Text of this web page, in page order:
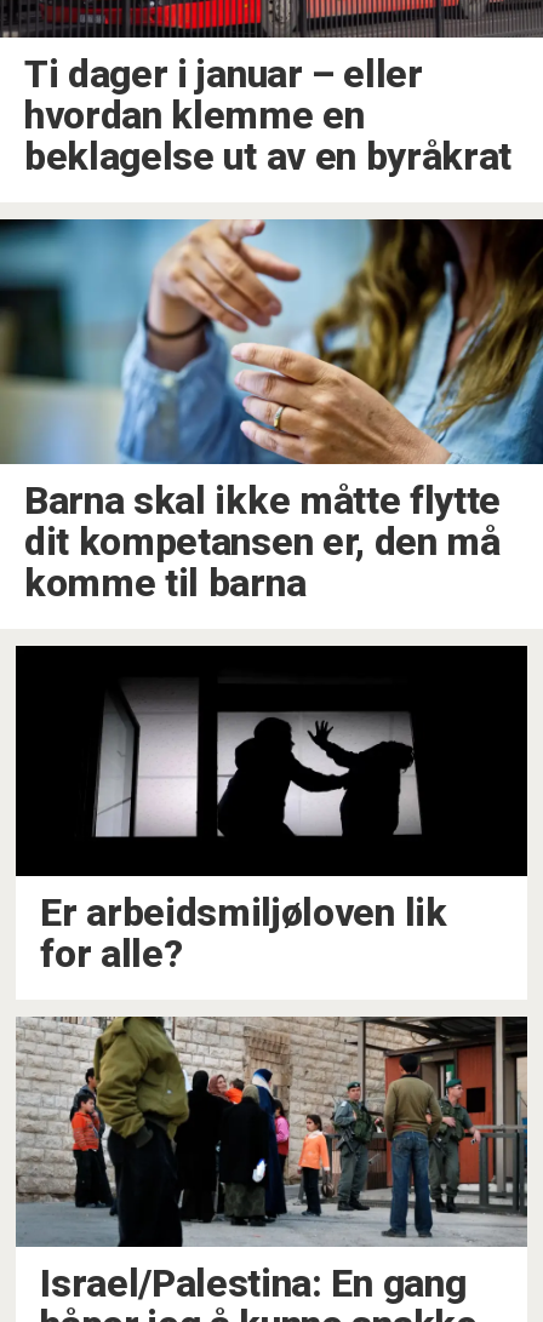
Ti dager i januar –⁠ eller
hvordan klemme en
beklagelse ut av en byråkrat
Barna skal ikke måtte flytte
dit kompetansen er, den må
komme til barna
Er arbeidsmiljøloven lik
for alle?
Israel/Palestina: En gang